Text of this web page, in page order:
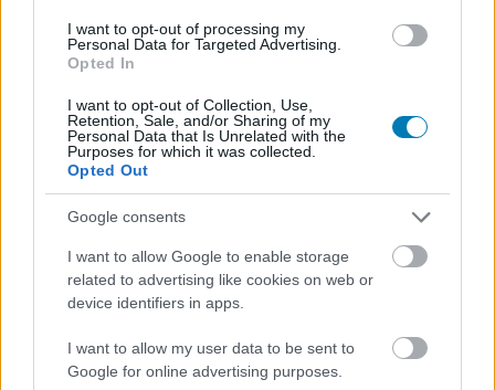
I want to opt-out of processing my
Personal Data for Targeted Advertising.
Opted In
I want to opt-out of Collection, Use,
Retention, Sale, and/or Sharing of my
Personal Data that Is Unrelated with the
Purposes for which it was collected.
Opted Out
Google consents
I want to allow Google to enable storage
related to advertising like cookies on web or
device identifiers in apps.
I want to allow my user data to be sent to
Google for online advertising purposes.
Természetesen az elmaradhatatlan előadásokról sem
10-ről és a ma megkerülhetetlen YouTube-témákat is
körbejárjuk egy kicsit. Emellett a már megszokott